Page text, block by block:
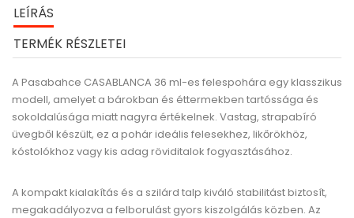
LEÍRÁS
TERMÉK RÉSZLETEI
A Pasabahce CASABLANCA 36 ml-es felespohára egy klasszikus
modell, amelyet a bárokban és éttermekben tartóssága és
sokoldalúsága miatt nagyra értékelnek. Vastag, strapabíró
üvegből készült, ez a pohár ideális felesekhez, likőrökhöz,
kóstolókhoz vagy kis adag röviditalok fogyasztásához.
A kompakt kialakítás és a szilárd talp kiváló stabilitást biztosít,
megakadályozva a felborulást gyors kiszolgálás közben. Az